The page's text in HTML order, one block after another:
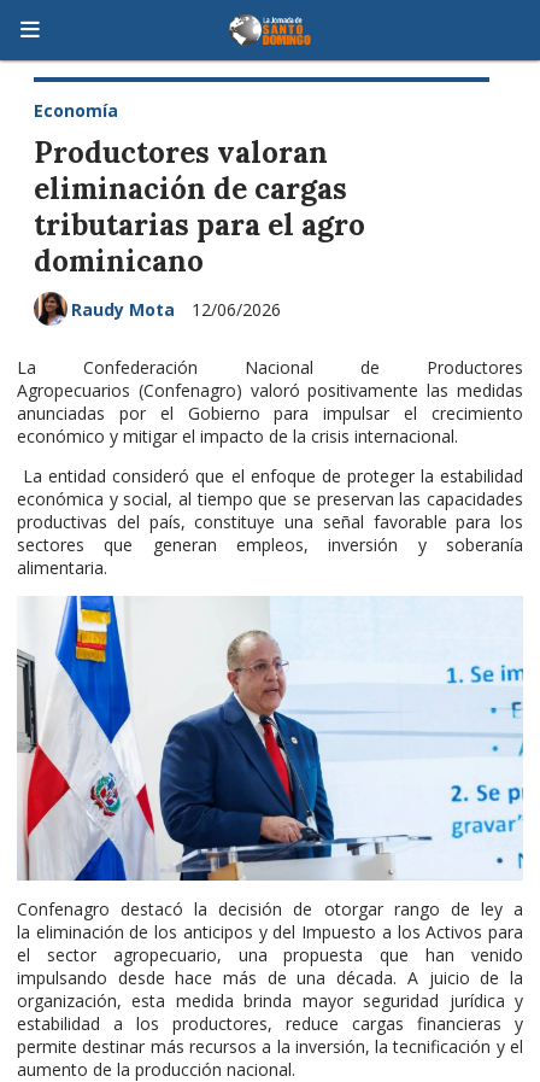
Productores valoran
eliminación de cargas
tributarias para el agro
dominicano
Economía
12/06/2026
Raudy Mota
La Confederación Nacional de Productores
Agropecuarios (Confenagro) valoró positivamente las medidas
anunciadas por el Gobierno para impulsar el crecimiento
económico y mitigar el impacto de la crisis internacional.
La entidad consideró que el enfoque de proteger la estabilidad
económica y social, al tiempo que se preservan las capacidades
productivas del país, constituye una señal favorable para los
sectores que generan empleos, inversión y soberanía
alimentaria.
Confenagro destacó la decisión de otorgar rango de ley a
la eliminación de los anticipos y del Impuesto a los Activos para
el sector agropecuario, una propuesta que han venido
impulsando desde hace más de una década. A juicio de la
organización, esta medida brinda mayor seguridad jurídica y
estabilidad a los productores, reduce cargas financieras y
permite destinar más recursos a la inversión, la tecnificación y el
aumento de la producción nacional.